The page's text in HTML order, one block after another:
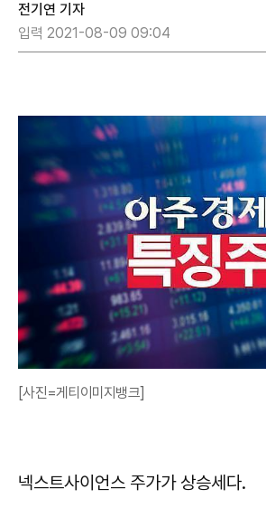
전기연 기자
입력 2021-08-09 09:04
[사진=게티이미지뱅크]
넥스트사이언스 주가가 상승세다.